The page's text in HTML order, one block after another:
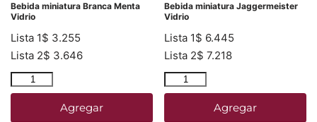
Bebida miniatura Branca Menta
Vidrio
Lista 1$ 3.255
Lista 2$ 3.646
Agregar
Bebida miniatura Jaggermeister
Vidrio
Lista 1$ 6.445
Lista 2$ 7.218
Agregar